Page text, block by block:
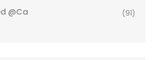
@ca (91)